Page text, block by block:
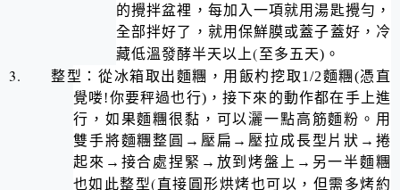
的攪拌盆裡，每加入一項就用湯匙攪勻，
全部拌好了，就用保鮮膜或蓋子蓋好，冷
藏低溫發酵半天以上(至多五天) 。
3. 整型：從冰箱取出麵糰，用飯杓挖取1/2麵糰 (憑直
覺喽!你要秤過也行) ，接下來的動作都在手上進
行，如果麵糰很黏，可以灑一點高筋麵粉。用
雙手將麵糰整圓→壓扁→壓拉成長型片狀→捲
起來→接合處捏緊→放到烤盤上→另一半麵糰
也如此整型(直接圓形烘烤也可以，但需多烤約